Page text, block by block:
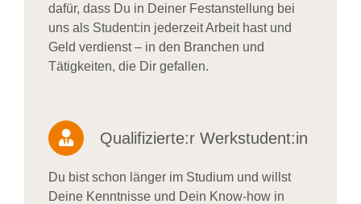
dafür, dass Du in Deiner Festanstellung bei
uns als Student:in jederzeit Arbeit hast und
Geld verdienst – in den Branchen und
Tätigkeiten, die Dir gefallen.
Qualifizierte:r Werkstudent:in
Du bist schon länger im Studium und willst
Deine Kenntnisse und Dein Know-how in